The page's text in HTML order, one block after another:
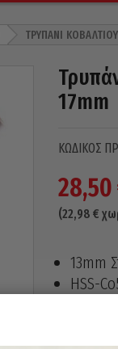
ΤΡΥΠΆΝΙ
17mm
ΚΩΔΙΚΌΣ
28,50
(22,98 €
13mm
HSS-